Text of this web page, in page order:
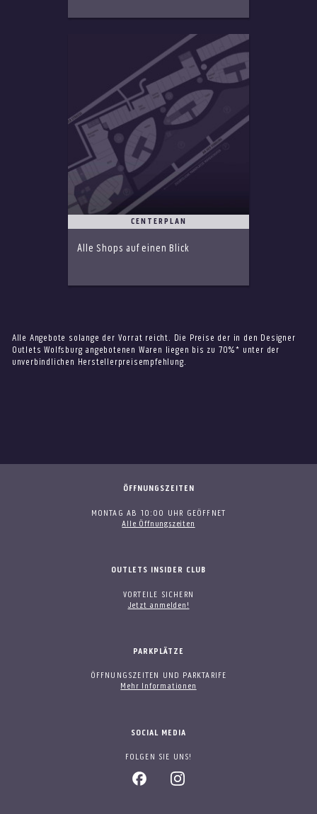
CENTERPLAN
Alle Shops auf einen Blick
Alle Angebote solange der Vorrat reicht. Die Preise der in den Designer
Outlets Wolfsburg angebotenen Waren liegen bis zu 70%* unter der
unverbindlichen Herstellerpreisempfehlung.
ÖFFNUNGSZEITEN
MONTAG AB 10:00 UHR GEÖFFNET
Alle Öffnungszeiten
OUTLETS INSIDER CLUB
VORTEILE SICHERN
Jetzt anmelden!
PARKPLÄTZE
ÖFFNUNGSZEITEN UND PARKTARIFE
Mehr Informationen
SOCIAL MEDIA
FOLGEN SIE UNS!